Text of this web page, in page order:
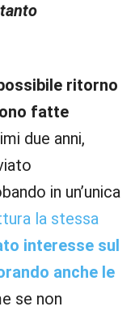
ritorno
fatte
due anni,
in un’unica
la stessa
interesse sul
anche le
se non